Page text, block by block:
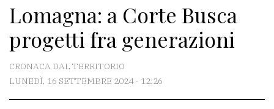
Associazioni
Meteo
Lomagna: a Corte Busca
progetti fra generazioni
CRONACA DAL TERRITORIO
LUNEDÌ, 16 SETTEMBRE 2024 - 12:26